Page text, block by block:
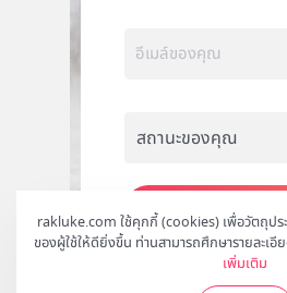
rakluke.com ใช้คุกกี้ (cookies) เพื่อวัตถุป
ของผู้ใช้ให้ดียิ่งขึ้น ท่านสามารถศึกษารายละเอี
เพิ่มเติม
สมัคร